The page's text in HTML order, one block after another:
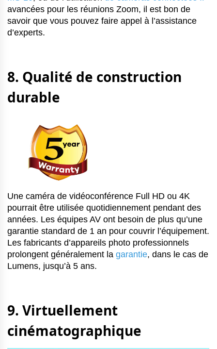
avancées pour les réunions Zoom, il est bon de
savoir que vous pouvez faire appel à l’assistance
d’experts.
8. Qualité de construction
durable
Une caméra de vidéoconférence Full HD ou 4K
pourrait être utilisée quotidiennement pendant des
années. Les équipes AV ont besoin de plus qu’une
garantie standard de 1 an pour couvrir l’équipement.
Les fabricants d’appareils photo professionnels
prolongent généralement la garantie, dans le cas de
Lumens, jusqu’à 5 ans.
9. Virtuellement
cinématographique